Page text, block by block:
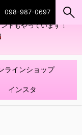
098-987-0697
イライトを使ったデザ
トもやっています！
ラインショップ
インスタ